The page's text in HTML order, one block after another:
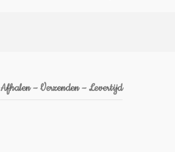
Afhalen – Verzenden – Levertijd